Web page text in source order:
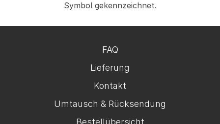
Symbol gekennzeichnet.
FAQ
Lieferung
Kontakt
Umtausch & Rücksendung
Bestellübersicht